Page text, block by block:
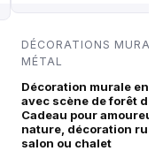
DÉCORATIONS
MÉTAL
Décoration murale en
avec scène de forêt de
Cadeau pour amoureux
nature, décoration
salon ou chalet